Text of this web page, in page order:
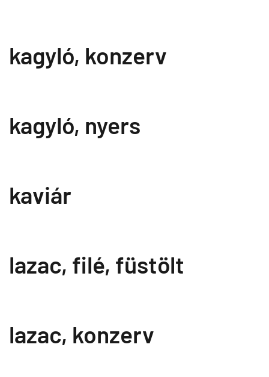
kagyló, konzerv
kagyló, nyers
kaviár
lazac, filé, füstölt
lazac, konzerv